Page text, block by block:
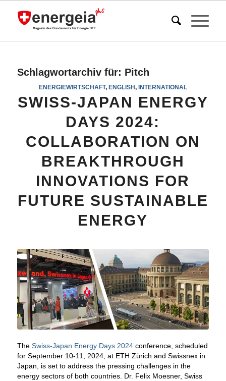
Schlagwortarchiv für: Pitch
ENERGIEWIRTSCHAFT, ENGLISH, INTERNATIONAL
SWISS-JAPAN ENERGY
DAYS 2024:
COLLABORATION ON
BREAKTHROUGH
INNOVATIONS FOR
FUTURE SUSTAINABLE
ENERGY
The Swiss-Japan Energy Days 2024conference, scheduled
for September 10-11, 2024, at ETH Zürich and Swissnex in
Japan, is set to address the pressing challenges in the
energy sectors of both countries. Dr. Felix Moesner, Swiss